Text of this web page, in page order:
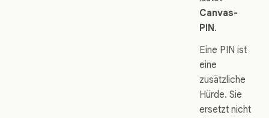
Canvas-
PIN.
Eine PIN ist
eine
zusätzliche
Hürde. Sie
ersetzt nicht